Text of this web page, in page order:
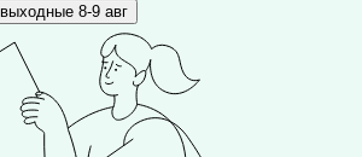
выходные 8-9 авг